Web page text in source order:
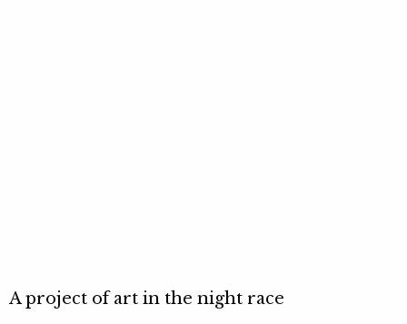
A project of art in the night race